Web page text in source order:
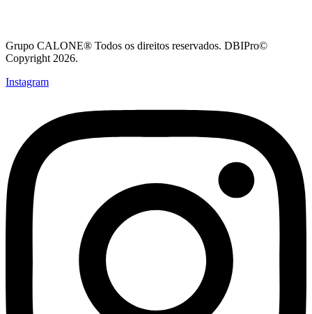
Grupo CALONE® Todos os direitos reservados. DBIPro©
Copyright 2026.
Instagram